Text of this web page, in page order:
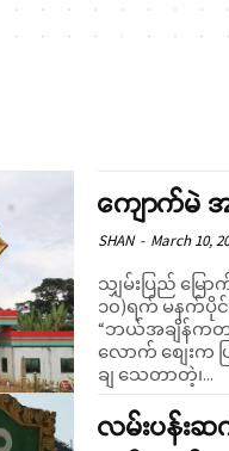
ကျောက်မဲ
SHAN - March 10,
သျှမ်းပြည် မြ
၁၀)ရက် မနက်ပိုင်
“ဘယ်အချိန်ကတ
လောက် စျေးက
ချ သေတာတဲ့၊...
လမ်းပန်း